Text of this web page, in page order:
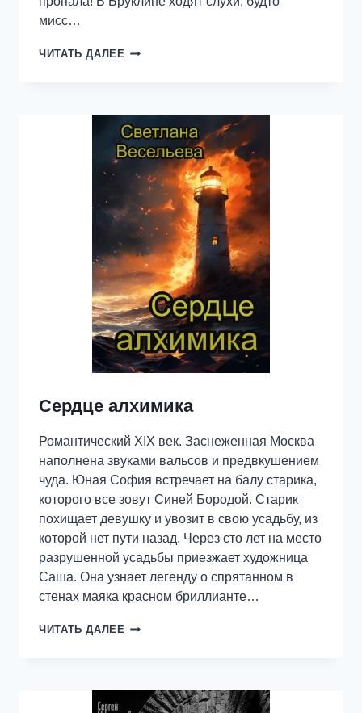
мисс…
ЧИТАТЬ ДАЛЕЕ МИТЧЕЛЛ.
Сердце алхимика
Романтический XIX век. Заснеженная Москва
наполнена звуками вальсов и предвкушением
чуда. Юная София встречает на балу старика,
которого все зовут Синей Бородой. Старик
похищает девушку и увозит в свою усадьбу, из
которой нет пути назад. Через сто лет на место
разрушенной усадьбы приезжает художница
Саша. Она узнает легенду о спрятанном в
стенах маяка красном бриллианте…
ЧИТАТЬ ДАЛЕЕ СЕРДЦЕ